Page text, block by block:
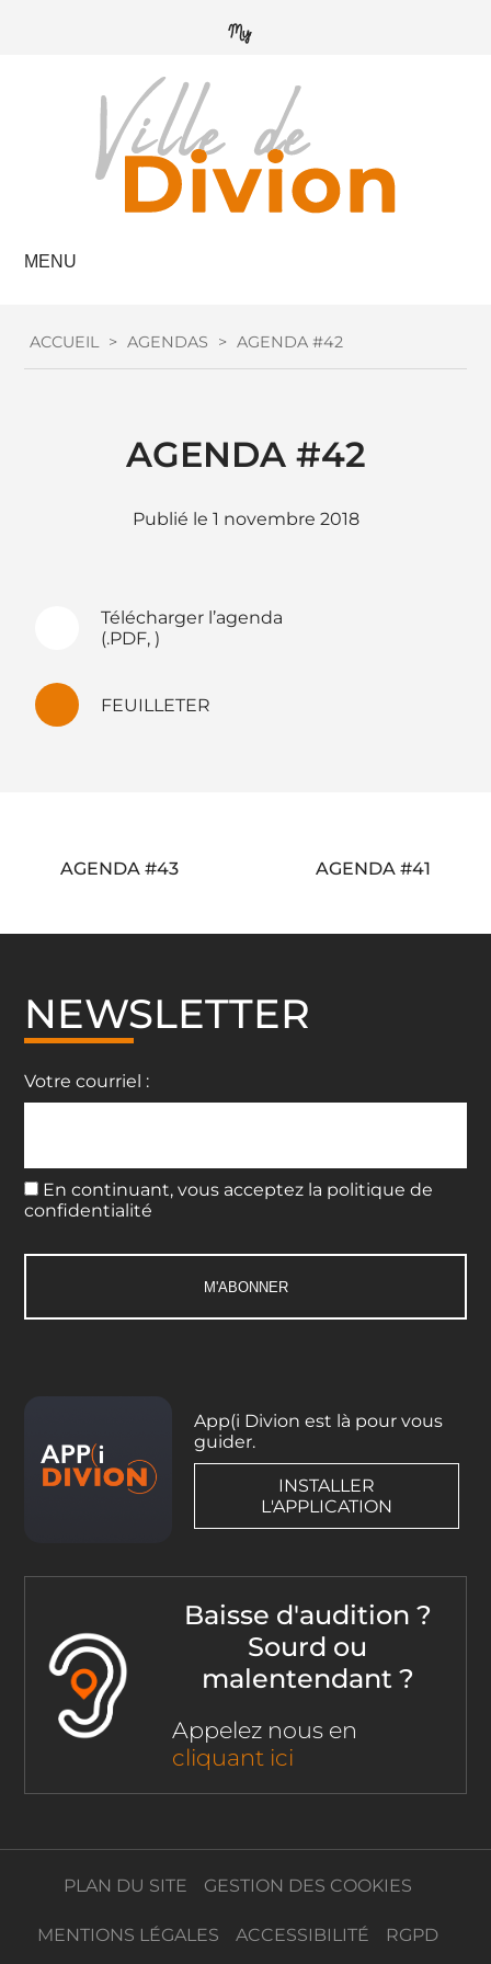
MENU
ACCUEIL > AGENDAS > AGENDA #42
AGENDA #42
1 novembre 2018
Télécharger l’agenda
(.PDF, )
FEUILLETER
Navigation
l’article
AGENDA #41
AGENDA #43
NEWSLETTER
Votre courriel :
En continuant, vous acceptez la politique de
confidentialité
App(i Divion est là pour vous
guider.
INSTALLER
L'APPLICATION
Baisse d'audition ?
Sourd ou
malentendant ?
Appelez nous en
cliquant ici
PLAN DU SITE GESTION DES COOKIES
MENTIONS LÉGALES ACCESSIBILITÉ RGPD